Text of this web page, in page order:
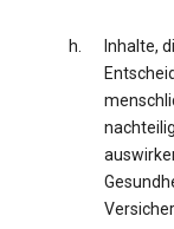
Inhalte,